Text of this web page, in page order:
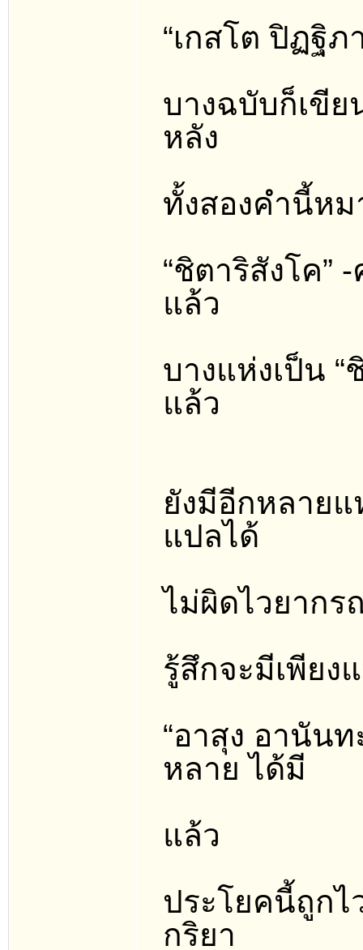
“เกสโต ปิฏฐิ
บางฉบับก็เขีย
หลัง
ทั้งสองคำนี้หม
“ชิตาริสังโค”
แล้ว
บางแห่งเป็น
แล้ว
ยังมีอีกหลาย
แปลได้
ไม่ผิดไวยากร
รู้สึกจะมีเพียง
“อาสุง อานัน
หลาย ได้มี
แล้ว
ประโยคนี้ถูกไ
กริยา